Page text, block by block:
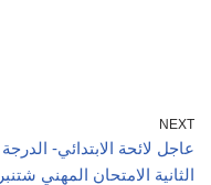
NEXT
عاجل لائحة الابتدائي- الدرجة
الثانية الامتحان المهني شتنبر